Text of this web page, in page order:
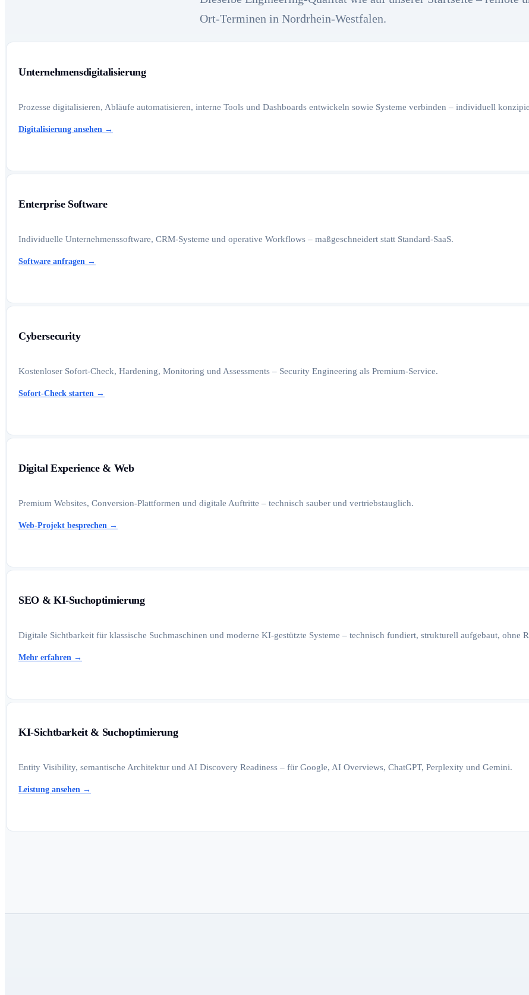
Ort-Terminen in Nordrhein-Westfalen.
Unternehmensdigitalisierung
Prozesse digitalisieren, Abläufe automatisieren, interne Tools und Dashboards entwickeln sowie Systeme verbinden – individuell
Digitalisierung ansehen →
Enterprise Software
Individuelle Unternehmenssoftware, CRM-Systeme und operative Workflows – maßgeschneidert statt Standard-SaaS.
Software anfragen →
Cybersecurity
Kostenloser Sofort-Check, Hardening, Monitoring und Assessments – Security Engineering als Premium-Service.
Sofort-Check starten →
Digital Experience & Web
Premium Websites, Conversion-Plattformen und digitale Auftritte – technisch sauber und vertriebstauglich.
Web-Projekt besprechen →
SEO & KI-Suchoptimierung
Digitale Sichtbarkeit für klassische Suchmaschinen und moderne KI-gestützte Systeme – technisch fundiert, strukturell aufgebaut, ohne
Mehr erfahren →
KI-Sichtbarkeit & Suchoptimierung
Entity Visibility, semantische Architektur und AI Discovery Readiness – für Google, AI Overviews, ChatGPT, Perplexity und Gemini.
Leistung ansehen →